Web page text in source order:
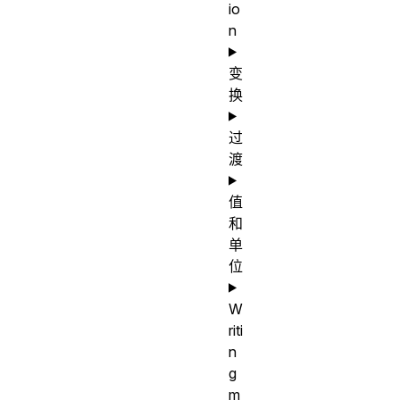
io
n
变
换
过
渡
值
和
单
位
W
riti
n
g
m